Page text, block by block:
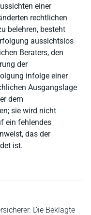
einer
rechtlichen
belehren, besteht
aussichtslos
Beraters, den
der
infolge einer
Ausgangslage
dem
sie wird nicht
ein fehlendes
das der
ist.
Die Beklagte